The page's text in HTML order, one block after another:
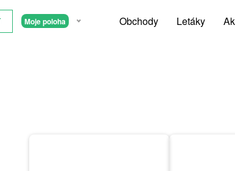
Moje poloha Obchody Letáky